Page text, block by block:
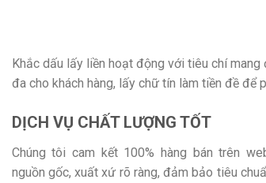
Khắc dấu lấy liền hoạt động với tiêu chí mang
đa cho khách hàng, lấy chữ tín làm tiền đề để
DỊCH VỤ CHẤT LƯỢNG TỐT
Chúng tôi cam kết 100% hàng bán trên
nguồn gốc, xuất xứ rõ ràng, đảm bảo tiêu